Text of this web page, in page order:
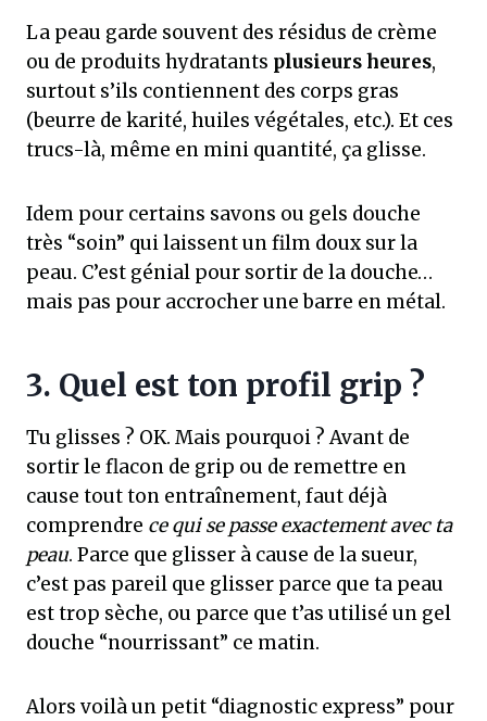
La peau garde souvent des résidus de crème
ou de produits hydratants plusieurs heures,
surtout s’ils contiennent des corps gras
(beurre de karité, huiles végétales, etc.). Et ces
trucs-là, même en mini quantité, ça glisse.
Idem pour certains savons ou gels douche
très “soin” qui laissent un film doux sur la
peau. C’est génial pour sortir de la douche…
mais pas pour accrocher une barre en métal.
3. Quel est ton profil grip ?
Tu glisses ? OK. Mais pourquoi ? Avant de
sortir le flacon de grip ou de remettre en
cause tout ton entraînement, faut déjà
comprendre ce qui se passe exactement avec ta
peau. Parce que glisser à cause de la sueur,
c’est pas pareil que glisser parce que ta peau
est trop sèche, ou parce que t’as utilisé un gel
douche “nourrissant” ce matin.
Alors voilà un petit “diagnostic express” pour